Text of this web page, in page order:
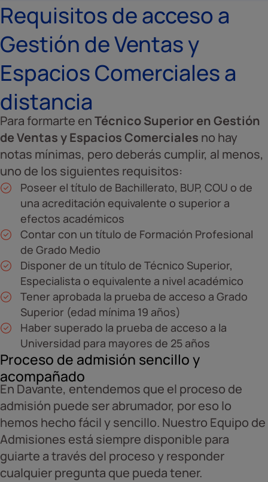
Requisitos de acceso a
Gestión de Ventas y
Espacios Comerciales a
distancia
Para formarte enTécnico Superior en Gestión
de Ventas y Espacios Comerciales no hay
notas mínimas, pero deberás cumplir, al menos,
uno de los siguientes requisitos:
Poseer el título de Bachillerato, BUP, COU o de
una acreditación equivalente o superior a
efectos académicos
Contar con un título de Formación Profesional
de Grado Medio
Disponer de un título de Técnico Superior,
Especialista o equivalente a nivel académico
Tener aprobada la prueba de acceso a Grado
Superior (edad mínima 19 años)
Haber superado la prueba de acceso a la
Universidad para mayores de 25 años
Proceso de admisión sencillo y
acompañado
En Davante, entendemos que el proceso de
admisión puede ser abrumador, por eso lo
hemos hecho fácil y sencillo. Nuestro Equipo de
Admisiones está siempre disponible para
guiarte a través del proceso y responder
cualquier pregunta que pueda tener.